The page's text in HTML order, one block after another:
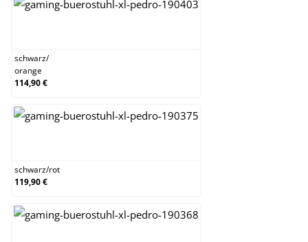
schwarz/
orange
114,90 €
schwarz/rot
119,90 €